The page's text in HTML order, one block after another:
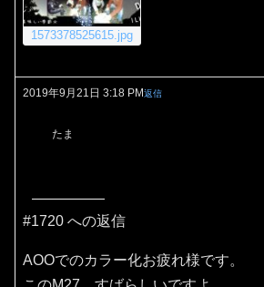
1573378525615.jpg
2019年9月21日 3:18 PM返信
たま
#1720 への返信
AOOでのカラー化お疲れ様です。